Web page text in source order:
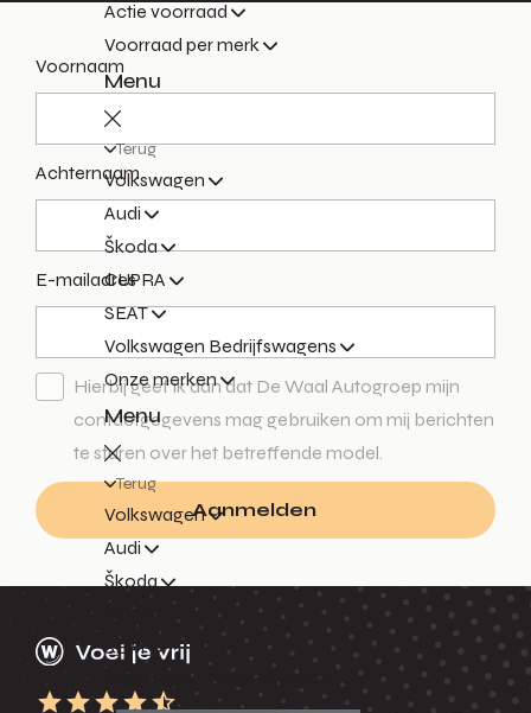
Actie voorraad
Voorraad per merk
Menu
Terug
Volkswagen
Audi
Škoda
CUPRA
SEAT
Volkswagen Bedrijfswagens
Onze merken
Menu
Terug
Volkswagen
Audi
Škoda
SEAT
Voornaam
Achternaam
E-mailadres
Hierbij geef ik aan dat De Waal Autogroep mijn
contactgegevens mag gebruiken om mij berichten
te sturen over het betreffende model.
Aanmelden